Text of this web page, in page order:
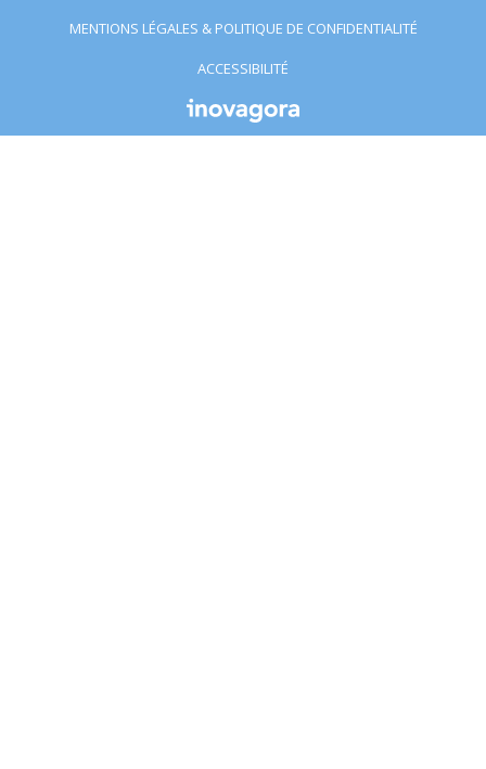
MENTIONS LÉGALES & POLITIQUE DE CONFIDENTIALITÉ
ACCESSIBILITÉ